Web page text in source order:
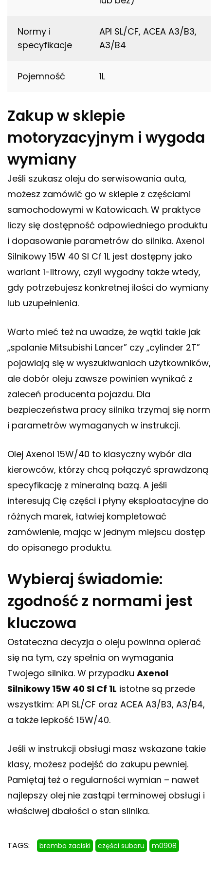
Normy i
specyfikacje
API SL/CF, ACEA A3/B3,
A3/B4
Pojemność 1L
Zakup w sklepie
motoryzacyjnym i wygoda
wymiany
Jeśli szukasz oleju do serwisowania auta,
możesz zamówić go w sklepie z częściami
samochodowymi w Katowicach. W praktyce
liczy się dostępność odpowiedniego produktu
i dopasowanie parametrów do silnika. Axenol
Silnikowy 15W 40 Sl Cf 1L jest dostępny jako
wariant 1-litrowy, czyli wygodny także wtedy,
gdy potrzebujesz konkretnej ilości do wymiany
lub uzupełnienia.
Warto mieć też na uwadze, że wątki takie jak
„spalanie Mitsubishi Lancer” czy „cylinder 2T”
pojawiają się w wyszukiwaniach użytkowników,
ale dobór oleju zawsze powinien wynikać z
zaleceń producenta pojazdu. Dla
bezpieczeństwa pracy silnika trzymaj się norm
i parametrów wymaganych w instrukcji.
Olej Axenol 15W/40 to klasyczny wybór dla
kierowców, którzy chcą połączyć sprawdzoną
specyfikację z mineralną bazą. A jeśli
interesują Cię części i płyny eksploatacyjne do
różnych marek, łatwiej kompletować
zamówienie, mając w jednym miejscu dostęp
do opisanego produktu.
Wybieraj świadomie:
zgodność z normami jest
kluczowa
Ostateczna decyzja o oleju powinna opierać
się na tym, czy spełnia on wymagania
Twojego silnika. W przypadku Axenol
Silnikowy 15W 40 Sl Cf 1L istotne są przede
wszystkim: API SL/CF oraz ACEA A3/B3, A3/B4,
a także lepkość 15W/40.
Jeśli w instrukcji obsługi masz wskazane takie
klasy, możesz podejść do zakupu pewniej.
Pamiętaj też o regularności wymian – nawet
najlepszy olej nie zastąpi terminowej obsługi i
właściwej dbałości o stan silnika.
TAGS: brembo zaciski części subaru m0908